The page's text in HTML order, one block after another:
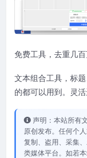
免费工具，去重几
文本组合工具，标
的都可以用到。灵
声明：本站所有
原创发布。任何个
复制、盗用、采集
类媒体平台。如若